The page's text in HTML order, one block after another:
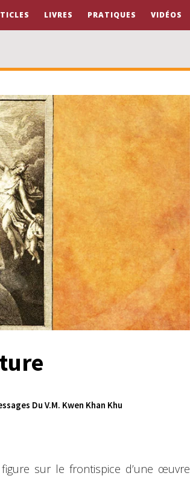
LIVRES PRATIQUES VIDÉOS
Du V.M. Kwen Khan Khu
sur le frontispice d’une œuvre